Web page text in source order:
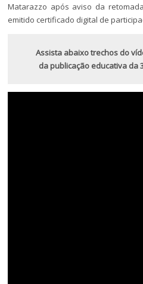
Matarazzo após aviso da
emitido certificado digital de
Assista abaixo trechos do
da publicação educativa da